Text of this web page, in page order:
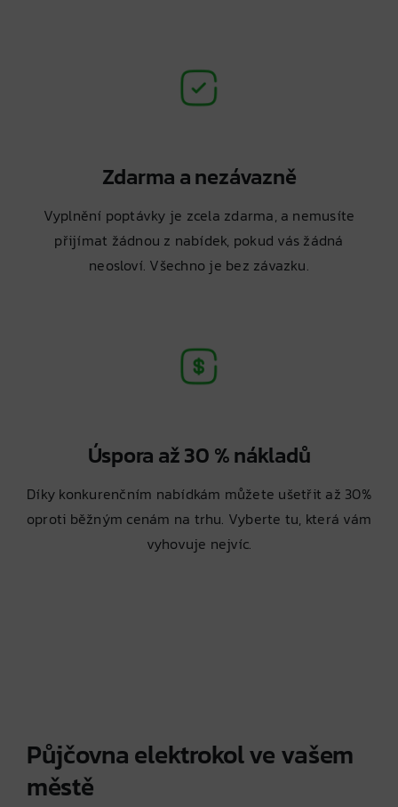
Zdarma a nezávazně
Vyplnění poptávky je zcela zdarma, a nemusíte
přijímat žádnou z nabídek, pokud vás žádná
neosloví. Všechno je bez závazku.
Úspora až 30 % nákladů
Díky konkurenčním nabídkám můžete ušetřit až 30%
oproti běžným cenám na trhu. Vyberte tu, která vám
vyhovuje nejvíc.
Půjčovna elektrokol ve vašem
městě